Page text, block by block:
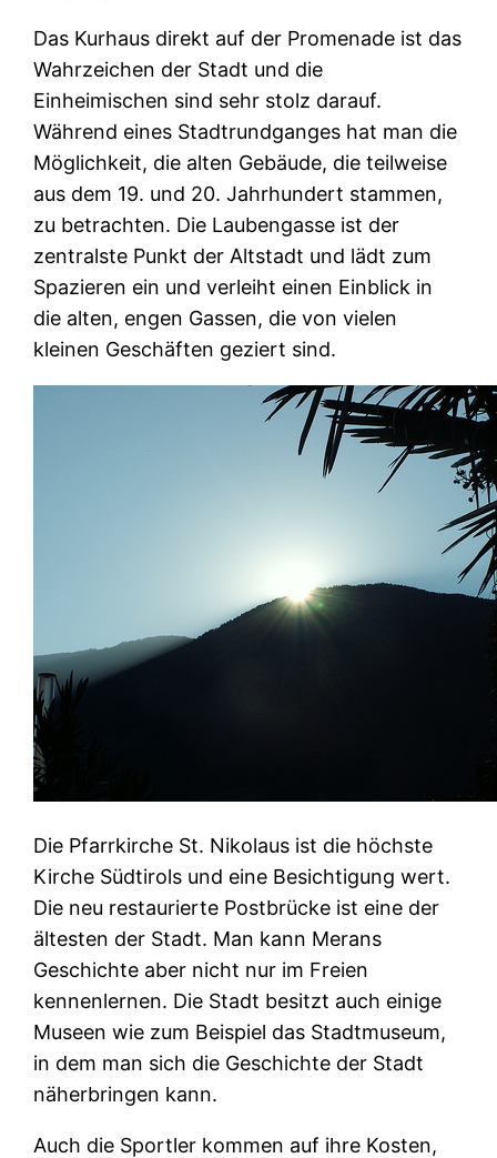
Das Kurhaus direkt auf der Promenade ist das
Wahrzeichen der Stadt und die
Einheimischen sind sehr stolz darauf.
Während eines Stadtrundganges hat man die
Möglichkeit, die alten Gebäude, die teilweise
aus dem 19. und 20. Jahrhundert stammen,
zu betrachten. Die Laubengasse ist der
zentralste Punkt der Altstadt und lädt zum
Spazieren ein und verleiht einen Einblick in
die alten, engen Gassen, die von vielen
kleinen Geschäften geziert sind.
Die Pfarrkirche St. Nikolaus ist die höchste
Kirche Südtirols und eine Besichtigung wert.
Die neu restaurierte Postbrücke ist eine der
ältesten der Stadt. Man kann Merans
Geschichte aber nicht nur im Freien
kennenlernen. Die Stadt besitzt auch einige
Museen wie zum Beispiel das Stadtmuseum,
in dem man sich die Geschichte der Stadt
näherbringen kann.
Auch die Sportler kommen auf ihre Kosten,